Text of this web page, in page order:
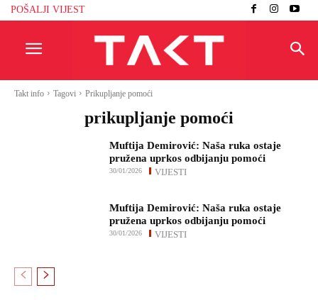
POŠALJI VIJEST
Takt info Tagovi Prikupljanje pomoći
prikupljanje pomoći
Muftija Demirović: Naša ruka ostaje
pružena uprkos odbijanju pomoći
VIJESTI
30/01/2026
Muftija Demirović: Naša ruka ostaje
pružena uprkos odbijanju pomoći
VIJESTI
30/01/2026